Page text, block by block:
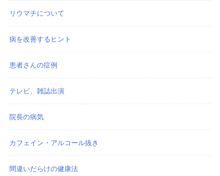
リウマチについて
病を改善するヒント
患者さんの症例
テレビ、雑誌出演
院長の病気
カフェイン・アルコール抜き
間違いだらけの健康法